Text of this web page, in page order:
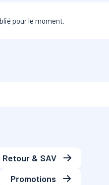
pour le moment.
Retour & SAV
Promotions